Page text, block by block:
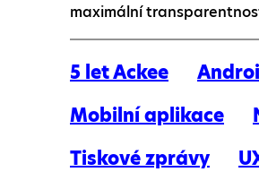
maximální
5 let Ackee
Mobilní aplikace
Tiskové zprávy